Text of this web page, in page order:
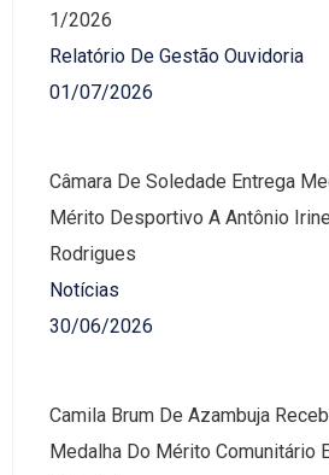
1/2026
Relatório De Gestão Ouvidoria
01/07/2026
Câmara De Soledade Entrega
Mérito Desportivo A Antônio
Rodrigues
Notícias
30/06/2026
Camila Brum De Azambuja
Medalha Do Mérito Comunitário